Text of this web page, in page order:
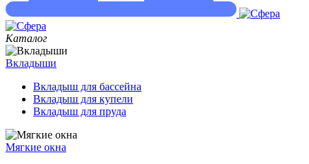
Каталог
Вкладыши
Вкладыш для бассейна
Вкладыш для купели
Вкладыш для пруда
Мягкие окна